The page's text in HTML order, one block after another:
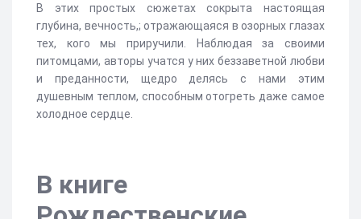
В этих простых сюжетах сокрыта настоящая
глубина, вечность,; отражающаяся в озорных глазах
тех, кого мы приручили. Наблюдая за своими
питомцами, авторы учатся у них беззаветной любви
и преданности, щедро делясь с нами этим
душевным теплом, способным отогреть даже самое
холодное сердце.
В книге